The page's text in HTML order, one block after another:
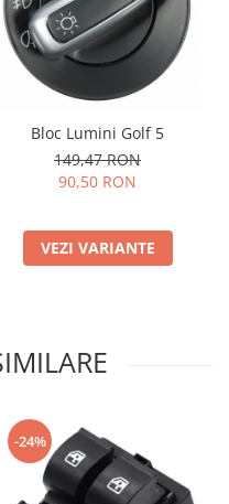
Bloc Lumini Golf 5
149,47 RON
90,50 RON
VEZI VARIANTE
-24%